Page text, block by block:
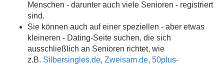
Menschen - darunter auch viele Senioren - registriert
sind.
Sie können auch auf einer speziellen - aber etwas
kleineren - Dating-Seite suchen, die sich
ausschließlich an Senioren richtet, wie
z.B. Silbersingles.de, Zweisam.de, 50plus-